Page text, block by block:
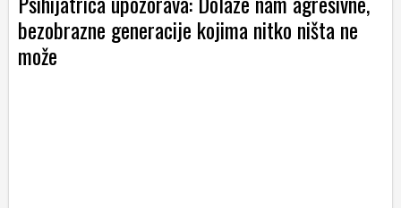
bezobrazne generacije kojima nitko ništa ne
može